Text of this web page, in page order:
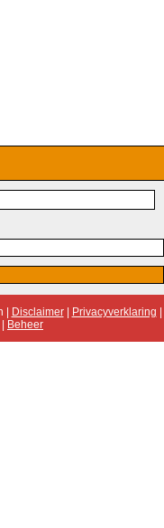
| Disclaimer| Privacyverklaring |
| Beheer